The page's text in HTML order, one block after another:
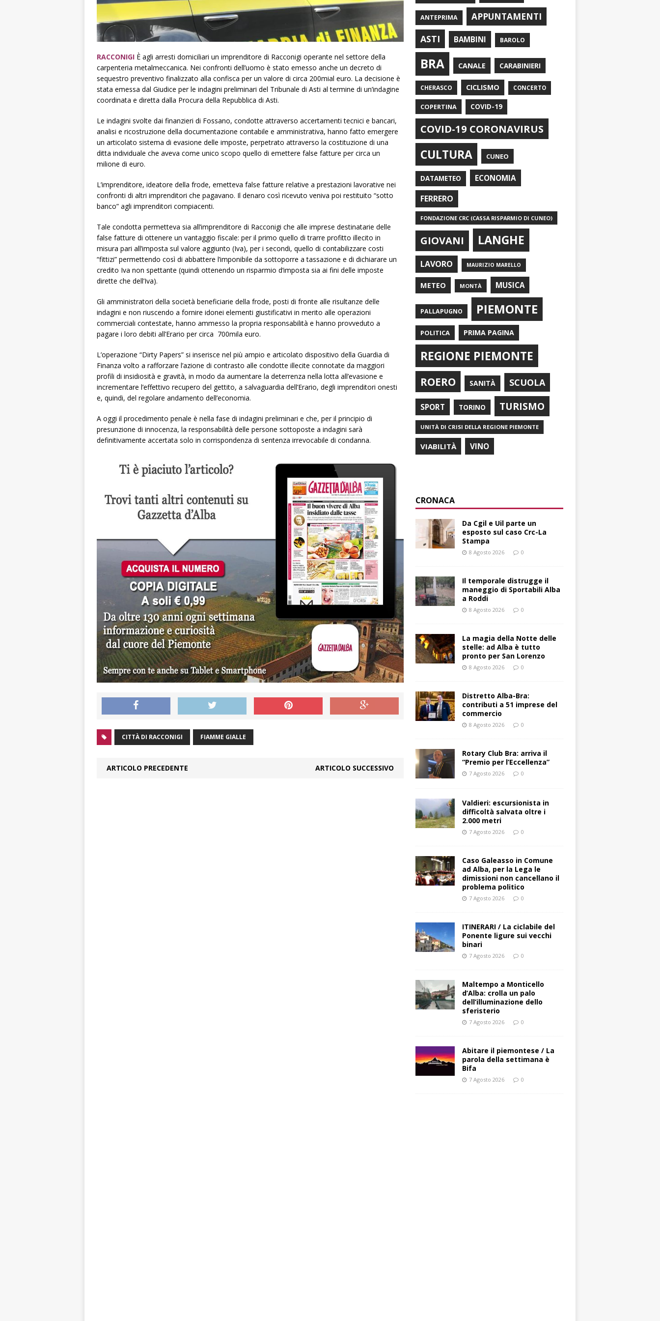
RACCONIGI È agli arresti domiciliari un imprenditore di Racconigi operante nel settore della
carpenteria metalmeccanica. Nei confronti dell’uomo è stato emesso anche un decreto di
sequestro preventivo finalizzato alla confisca per un valore di circa 200mial euro. La decisione è
stata emessa dal Giudice per le indagini preliminari del Tribunale di Asti al termine di un’indagine
coordinata e diretta dalla Procura della Repubblica di Asti.
Le indagini svolte dai finanzieri di Fossano, condotte attraverso accertamenti tecnici e bancari,
analisi e ricostruzione della documentazione contabile e amministrativa, hanno fatto emergere
un articolato sistema di evasione delle imposte, perpetrato attraverso la costituzione di una
ditta individuale che aveva come unico scopo quello di emettere false fatture per circa un
milione di euro.
L’imprenditore, ideatore della frode, emetteva false fatture relative a prestazioni lavorative nei
confronti di altri imprenditori che pagavano. Il denaro così ricevuto veniva poi restituito “sotto
banco” agli imprenditori compiacenti.
Tale condotta permetteva sia all’imprenditore di Racconigi che alle imprese destinatarie delle
false fatture di ottenere un vantaggio fiscale: per il primo quello di trarre profitto illecito in
misura pari all’imposta sul valore aggiunto (Iva), per i secondi, quello di contabilizzare costi
“fittizi” permettendo così di abbattere l’imponibile da sottoporre a tassazione e di dichiarare un
credito Iva non spettante (quindi ottenendo un risparmio d’imposta sia ai fini delle imposte
dirette che dell’Iva).
Gli amministratori della società beneficiarie della frode, posti di fronte alle risultanze delle
indagini e non riuscendo a fornire idonei elementi giustificativi in merito alle operazioni
commerciali contestate, hanno ammesso la propria responsabilità e hanno provveduto a
pagare i loro debiti all’Erario per circa 700mila euro.
L’operazione “Dirty Papers” si inserisce nel più ampio e articolato dispositivo della Guardia di
Finanza volto a rafforzare l’azione di contrasto alle condotte illecite connotate da maggiori
profili di insidiosità e gravità, in modo da aumentare la deterrenza nella lotta all’evasione e
incrementare l’effettivo recupero del gettito, a salvaguardia dell’Erario, degli imprenditori onesti
e, quindi, del regolare andamento dell’economia.
A oggi il procedimento penale è nella fase di indagini preliminari e che, per il principio di
presunzione di innocenza, la responsabilità delle persone sottoposte a indagini sarà
definitivamente accertata solo in corrispondenza di sentenza irrevocabile di condanna.
CITTÀ DI RACCONIGI FIAMME GIALLE
ARTICOLO PRECEDENTE ARTICOLO SUCCESSIVO
ANTEPRIMA
APPUNTAMENTI
ASTI
BAMBINI BAROLO
BRA CANALE CARABINIERI
CHERASCO CICLISMO CONCERTO
COPERTINA COVID-19
COVID-19 CORONAVIRUS
CULTURA CUNEO
DATAMETEO ECONOMIA
FERRERO
FONDAZIONE CRC (CASSA RISPARMIO DI CUNEO)
GIOVANI LANGHE
LAVORO MAURIZIO MARELLO
METEO MONTÀ MUSICA
PALLAPUGNO PIEMONTE
POLITICA PRIMA PAGINA
REGIONE PIEMONTE
ROERO SANITÀ SCUOLA
SPORT TORINO TURISMO
UNITÀ DI CRISI DELLA REGIONE PIEMONTE
VIABILITÀ VINO
CRONACA
Da Cgil e Uil parte un
esposto sul caso Crc-La
Stampa
8 Agosto 2026 0
Il temporale distrugge il
maneggio di Sportabili Alba
a Roddi
8 Agosto 2026 0
La magia della Notte delle
stelle: ad Alba è tutto
pronto per San Lorenzo
8 Agosto 2026 0
Distretto Alba-Bra:
contributi a 51 imprese del
commercio
8 Agosto 2026 0
Rotary Club Bra: arriva il
“Premio per l’Eccellenza”
7 Agosto 2026 0
Valdieri: escursionista in
difficoltà salvata oltre i
2.000 metri
7 Agosto 2026 0
Caso Galeasso in Comune
ad Alba, per la Lega le
dimissioni non cancellano il
problema politico
7 Agosto 2026 0
ITINERARI / La ciclabile del
Ponente ligure sui vecchi
binari
7 Agosto 2026 0
Maltempo a Monticello
d’Alba: crolla un palo
dell’illuminazione dello
sferisterio
7 Agosto 2026 0
Abitare il piemontese / La
parola della settimana è
Bifa
7 Agosto 2026 0